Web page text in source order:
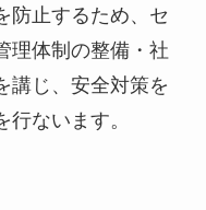
防止するため、セ
理体制の整備・社
講じ、安全対策を
ないます。